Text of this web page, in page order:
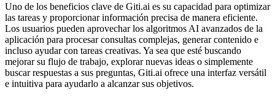
Uno de los beneficios clave de Giti.ai es su capacidad para optimizar
las tareas y proporcionar información precisa de manera eficiente.
Los usuarios pueden aprovechar los algoritmos AI avanzados de la
aplicación para procesar consultas complejas, generar contenido e
incluso ayudar con tareas creativas. Ya sea que esté buscando
mejorar su flujo de trabajo, explorar nuevas ideas o simplemente
buscar respuestas a sus preguntas, Giti.ai ofrece una interfaz versátil
e intuitiva para ayudarlo a alcanzar sus objetivos.